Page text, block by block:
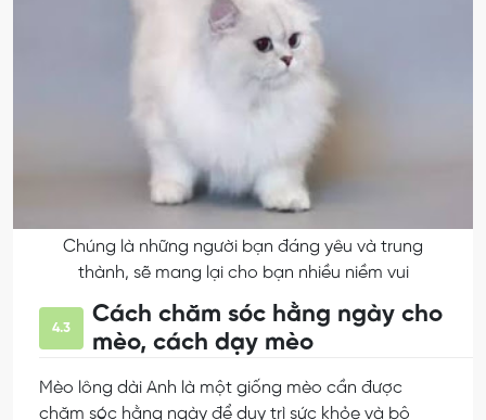
Chúng là những người bạn đáng yêu và trung
thành, sẽ mang lại cho bạn nhiều niềm vui
4.3
Cách chăm sóc hằng ngày cho
mèo, cách dạy mèo
Mèo lông dài Anh là một giống mèo cần được
chăm sóc hằng ngày để duy trì sức khỏe và bộ